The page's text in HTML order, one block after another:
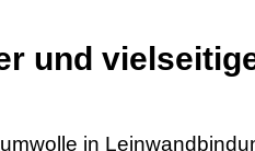
und
in